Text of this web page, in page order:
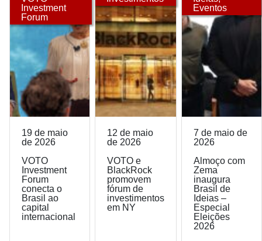
Investment
Forum
19 de maio
de 2026
VOTO
Investment
Forum
conecta o
Brasil ao
capital
internacional
12 de maio
de 2026
VOTO e
BlackRock
promovem
fórum de
investimentos
em NY
Eventos
7 de maio de
2026
Almoço com
Zema
inaugura
Brasil de
Ideias –
Especial
Eleições
2026